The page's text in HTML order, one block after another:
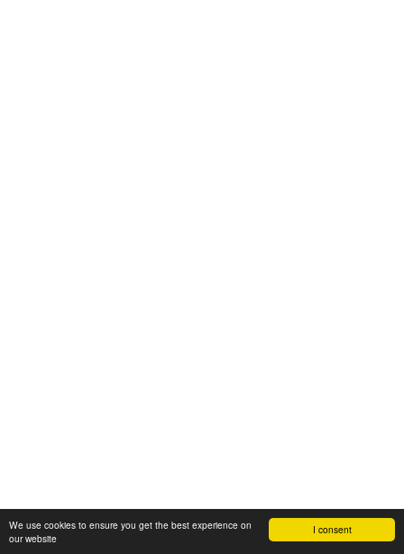
I consent
We use cookies to ensure you get the best experience on
our website